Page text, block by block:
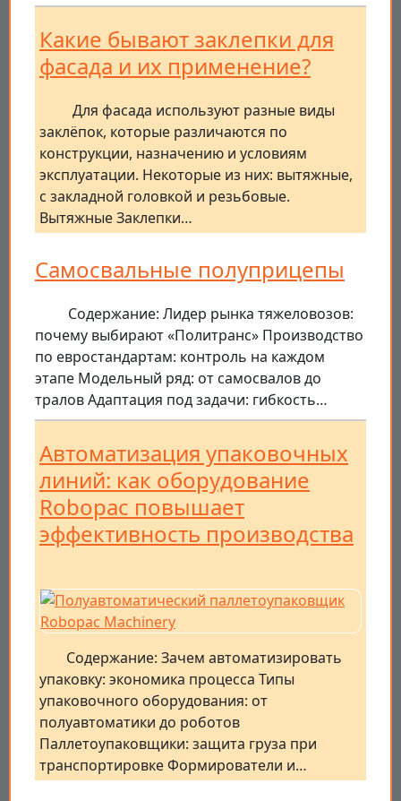
Какие бывают заклепки для
фасада и их применение?
Для фасада используют разные виды
заклёпок, которые различаются по
конструкции, назначению и условиям
эксплуатации. Некоторые из них: вытяжные,
с закладной головкой и резьбовые.
Вытяжные Заклепки…
Самосвальные полуприцепы
Содержание: Лидер рынка тяжеловозов:
почему выбирают «Политранс» Производство
по евростандартам: контроль на каждом
этапе Модельный ряд: от самосвалов до
тралов Адаптация под задачи: гибкость…
Автоматизация упаковочных
линий: как оборудование
Robopac повышает
эффективность производства
Содержание: Зачем автоматизировать
упаковку: экономика процесса Типы
упаковочного оборудования: от
полуавтоматики до роботов
Паллетоупаковщики: защита груза при
транспортировке Формирователи и…